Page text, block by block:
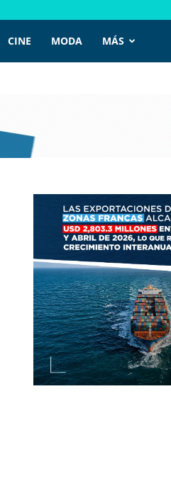
CINE MODA MÁS